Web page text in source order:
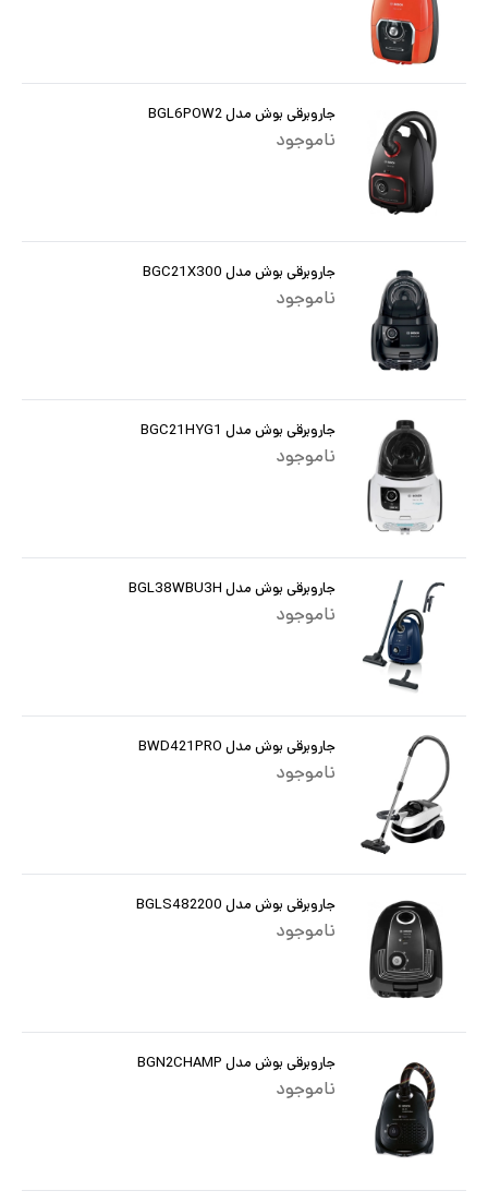
جاروبرقی بوش مدل BGL6POW2
ناموجود
جاروبرقی بوش مدل BGC21X300
ناموجود
جاروبرقی بوش مدل BGC21HYG1
ناموجود
جاروبرقی بوش مدل BGL38WBU3H
ناموجود
جاروبرقی بوش مدل BWD421PRO
ناموجود
جاروبرقی بوش مدل BGLS482200
ناموجود
جاروبرقی بوش مدل BGN2CHAMP
ناموجود